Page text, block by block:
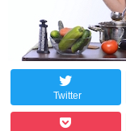
Twitter